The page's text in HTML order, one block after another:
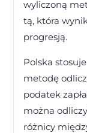
wyliczoną
tą, która
progresją.
Polska
metodę
podatek
można
różnicy